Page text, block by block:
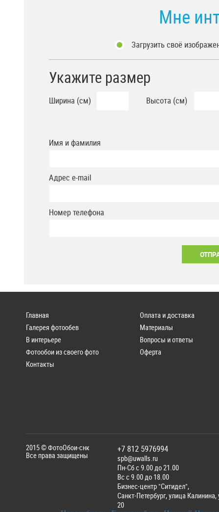
Мне
Загрузить своё
Укажите размер
Ширина (см) Высота (см)
Имя и фамилия
Адрес e-mail
Номер телефона
Главная
Галерея фотообев
В интерьере
Фотообои из своего фото
Контакты
Оплата и доставка
Материалы
Вопросы и ответы
Оферта
2015 ©ФотоОбои-снк
Все права защищены
+7 812 5976994
spb@uwalls.ru
Пн-Сб с 9.00 до 21.00
Вс с 9.00 до 18.00
Бизнес-центр "Ситидел",
Санкт-Петербург,улица Калинина,
20